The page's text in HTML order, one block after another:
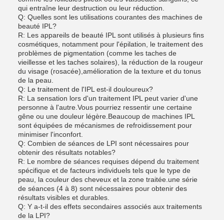
qui entraîne leur destruction ou leur réduction.
Q: Quelles sont les utilisations courantes des machines de
beauté IPL?
R: Les appareils de beauté IPL sont utilisés à plusieurs fins
cosmétiques, notamment pour l'épilation, le traitement des
problèmes de pigmentation (comme les taches de
vieillesse et les taches solaires), la réduction de la rougeur
du visage (rosacée),amélioration de la texture et du tonus
de la peau.
Q: Le traitement de l'IPL est-il douloureux?
R: La sensation lors d'un traitement IPL peut varier d'une
personne à l'autre.Vous pourriez ressentir une certaine
gêne ou une douleur légère.Beaucoup de machines IPL
sont équipées de mécanismes de refroidissement pour
minimiser l'inconfort.
Q: Combien de séances de LPI sont nécessaires pour
obtenir des résultats notables?
R: Le nombre de séances requises dépend du traitement
spécifique et de facteurs individuels tels que le type de
peau, la couleur des cheveux et la zone traitée.une série
de séances (4 à 8) sont nécessaires pour obtenir des
résultats visibles et durables.
Q: Y a-t-il des effets secondaires associés aux traitements
de la LPI?